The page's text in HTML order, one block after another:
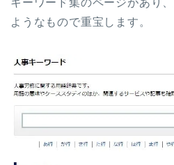
キーワード集のページがあり
ようなもので重宝します。